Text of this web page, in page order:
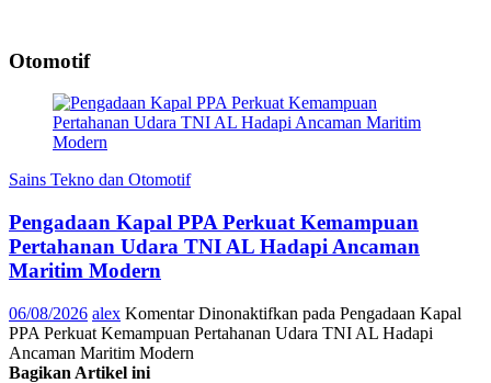
Otomotif
Sains Tekno dan Otomotif
Pengadaan Kapal PPA Perkuat Kemampuan
Pertahanan Udara TNI AL Hadapi Ancaman
Maritim Modern
06/08/2026 alex Komentar Dinonaktifkan pada Pengadaan Kapal
PPA Perkuat Kemampuan Pertahanan Udara TNI AL Hadapi
Ancaman Maritim Modern
Bagikan Artikel ini